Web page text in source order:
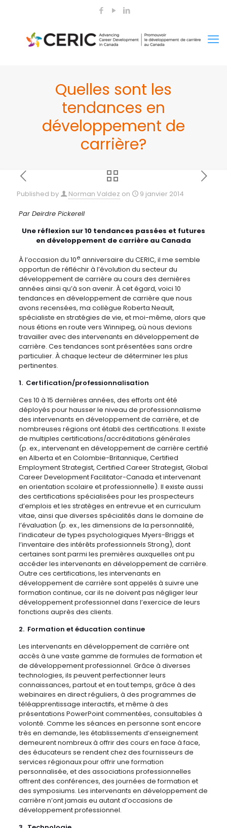
Quelles sont les
tendances en
développement de
carrière?
Published by Norman Valdez on 9 janvier 2014
Par Deirdre Pickerell
Une réflexion sur 10 tendances passées et futures
en développement de carrière au Canada
À l’occasion du 10e anniversaire du CERIC, il me semble
opportun de réfléchir à l’évolution du secteur du
développement de carrière au cours des dernières
années ainsi qu’à son avenir. À cet égard, voici 10
tendances en développement de carrière que nous
avons recensées, ma collègue Roberta Neault,
spécialiste en stratégies de vie, et moi-même, alors que
nous étions en route vers Winnipeg, où nous devions
travailler avec des intervenants en développement de
carrière. Ces tendances sont présentées sans ordre
particulier. À chaque lecteur de déterminer les plus
pertinentes.
1. Certification/professionnalisation
Ces 10 à 15 dernières années, des efforts ont été
déployés pour hausser le niveau de professionnalisme
des intervenants en développement de carrière, et de
nombreuses régions ont établi des certifications. Il existe
de multiples certifications/accréditations générales
(p. ex., intervenant en développement de carrière certifié
en Alberta et en Colombie-Britannique, Certified
Employment Strategist, Certified Career Strategist, Global
Career Development Facilitator-Canada et intervenant
en orientation scolaire et professionnelle). Il existe aussi
des certifications spécialisées pour les prospecteurs
d’emplois et les stratèges en entrevue et en curriculum
vitae, ainsi que diverses spécialités dans le domaine de
l’évaluation (p. ex., les dimensions de la personnalité,
l’indicateur de types psychologiques Myers-Briggs et
l’inventaire des intérêts professionnels Strong), dont
certaines sont parmi les premières auxquelles ont pu
accéder les intervenants en développement de carrière.
Outre ces certifications, les intervenants en
développement de carrière sont appelés à suivre une
formation continue, car ils ne doivent pas négliger leur
développement professionnel dans l’exercice de leurs
fonctions auprès des clients.
2. Formation et éducation continue
Les intervenants en développement de carrière ont
accès à une vaste gamme de formules de formation et
de développement professionnel. Grâce à diverses
technologies, ils peuvent perfectionner leurs
connaissances, partout et en tout temps, grâce à des
webinaires en direct réguliers, à des programmes de
téléapprentissage interactifs, et même à des
présentations PowerPoint commentées, consultables à
volonté. Comme les séances en personne sont encore
très en demande, les établissements d’enseignement
demeurent nombreux à offrir des cours en face à face,
des éducateurs se rendent chez des fournisseurs de
services régionaux pour offrir une formation
personnalisée, et des associations professionnelles
offrent des conférences, des journées de formation et
des symposiums. Les intervenants en développement de
carrière n’ont jamais eu autant d’occasions de
développement professionnel.